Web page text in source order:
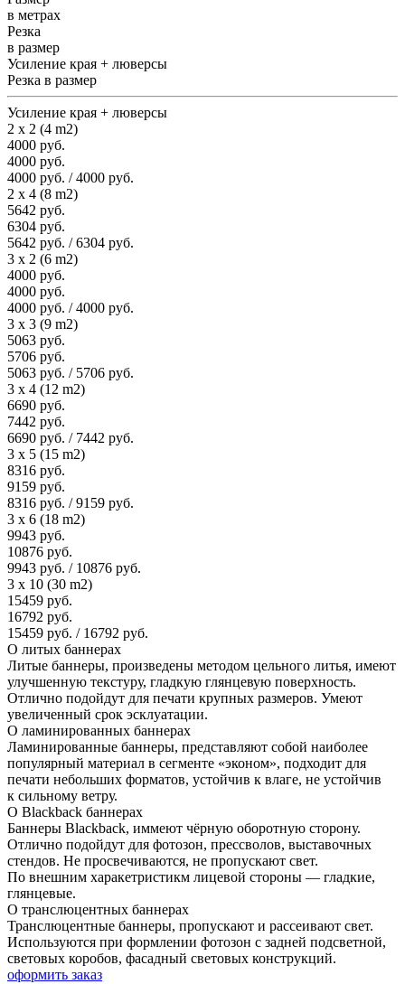
в метрах
Резка
в размер
Усиление края + люверсы
Резка в размер
Усиление края + люверсы
2 x 2 (4 m2)
4000 руб.
4000 руб.
4000 руб. / 4000 руб.
2 x 4 (8 m2)
5642 руб.
6304 руб.
5642 руб. / 6304 руб.
3 x 2 (6 m2)
4000 руб.
4000 руб.
4000 руб. / 4000 руб.
3 x 3 (9 m2)
5063 руб.
5706 руб.
5063 руб. / 5706 руб.
3 x 4 (12 m2)
6690 руб.
7442 руб.
6690 руб. / 7442 руб.
3 x 5 (15 m2)
8316 руб.
9159 руб.
8316 руб. / 9159 руб.
3 x 6 (18 m2)
9943 руб.
10876 руб.
9943 руб. / 10876 руб.
3 x 10 (30 m2)
15459 руб.
16792 руб.
15459 руб. / 16792 руб.
О литых баннерах
Литые баннеры, произведены методом цельного литья, имеют
улучшенную текстуру, гладкую глянцевую поверхность.
Отлично подойдут для печати крупных размеров. Умеют
увеличенный срок эсклуатации.
О ламинированных баннерах
Ламинированные баннеры, представляют собой наиболее
популярный материал в сегменте «эконом», подходит для
печати небольших форматов, уcтойчив к влаге, не устойчив
к сильному ветру.
О Blackback баннерах
Баннеры Blackback, иммеют чёрную оборотную сторону.
Отлично подойдут для фотозон, прессволов, выставочных
стендов. Не просвечиваются, не пропускают свет.
По внешним харакетристикм лицевой стороны — гладкие,
глянцевые.
О транслюцентных баннерах
Транслюцентные баннеры, пропускают и рассеивают свет.
Используются при формлении фотозон с задней подсветной,
световых коробов, фасадный световых конструкций.
оформить заказ